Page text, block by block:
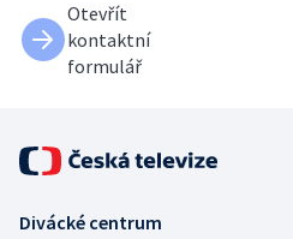
Otevřít
kontaktní
formulář
Divácké centrum